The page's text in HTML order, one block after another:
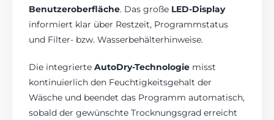
Benutzeroberfläche. Das große LED-Display
informiert klar über Restzeit, Programmstatus
und Filter- bzw. Wasserbehälterhinweise.
Die integrierteAutoDry-Technologie misst
kontinuierlich den Feuchtigkeitsgehalt der
Wäsche und beendet das Programm automatisch,
sobald der gewünschte Trocknungsgrad erreicht